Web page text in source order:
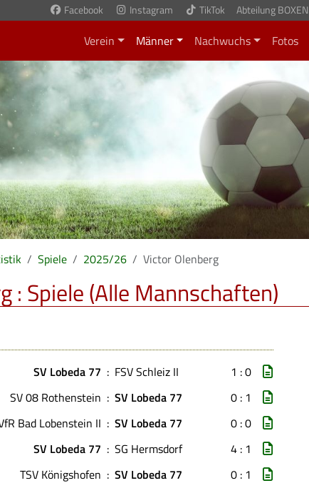
Facebook Instagram TikTok Abteilung BOXEN
Verein Männer Nachwuchs Fotos
Spiele 2025/26 Victor Olenberg
: Spiele (Alle Mannschaften)
SV Lobeda 77 : FSV Schleiz II
1 : 0
SV 08 Rothenstein : SV Lobeda 77
0 : 1
Bad Lobenstein II : SV Lobeda 77
0 : 0
SV Lobeda 77 : SG Hermsdorf
4 : 1
TSV Königshofen : SV Lobeda 77
0 : 1